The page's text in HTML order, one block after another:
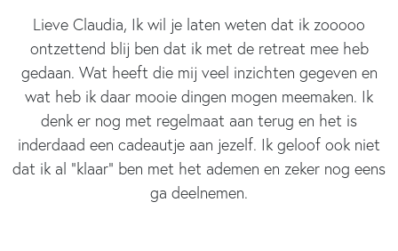
Lieve Claudia, Ik wil je laten weten dat ik zooooo
ontzettend blij ben dat ik met de retreat mee heb
gedaan. Wat heeft die mij veel inzichten gegeven en
wat heb ik daar mooie dingen mogen meemaken. Ik
denk er nog met regelmaat aan terug en het is
inderdaad een cadeautje aan jezelf. Ik geloof ook niet
dat ik al “klaar” ben met het ademen en zeker nog eens
ga deelnemen.